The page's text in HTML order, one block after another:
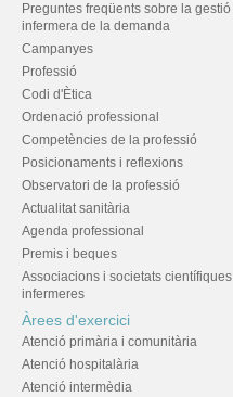
Preguntes freqüents sobre la gestió
infermera de la demanda
Campanyes
Professió
Codi d'Ètica
Ordenació professional
Competències de la professió
Posicionaments i reflexions
Observatori de la professió
Actualitat sanitària
Agenda professional
Premis i beques
Associacions i societats científiques
infermeres
Àrees d'exercici
Atenció primària i comunitària
Atenció hospitalària
Atenció intermèdia